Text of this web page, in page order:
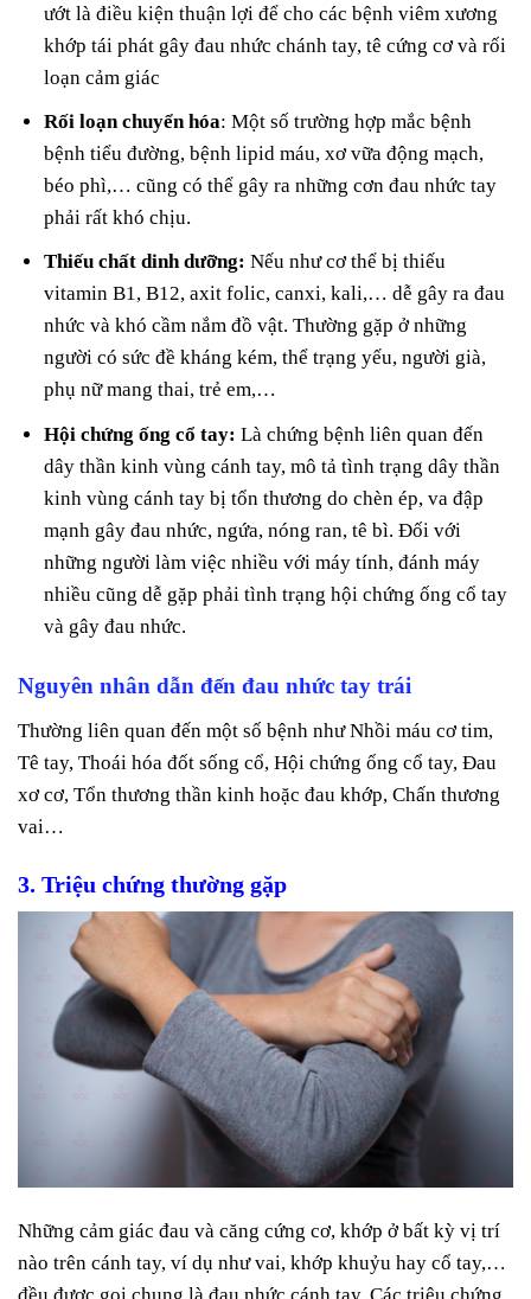
ướt là điều kiện thuận lợi để cho các bệnh viêm xương
khớp tái phát gây đau nhức chánh tay, tê cứng cơ và rối
loạn cảm giác
Rối loạn chuyển hóa: Một số trường hợp mắc bệnh
bệnh tiểu đường, bệnh lipid máu, xơ vữa động mạch,
béo phì,… cũng có thể gây ra những cơn đau nhức tay
phải rất khó chịu.
Thiếu chất dinh dưỡng: Nếu như cơ thể bị thiếu
vitamin B1, B12, axit folic, canxi, kali,… dễ gây ra đau
nhức và khó cầm nắm đồ vật. Thường gặp ở những
người có sức đề kháng kém, thể trạng yếu, người già,
phụ nữ mang thai, trẻ em,…
Hội chứng ống cổ tay: Là chứng bệnh liên quan đến
dây thần kinh vùng cánh tay, mô tả tình trạng dây thần
kinh vùng cánh tay bị tổn thương do chèn ép, va đập
mạnh gây đau nhức, ngứa, nóng ran, tê bì. Đối với
những người làm việc nhiều với máy tính, đánh máy
nhiều cũng dễ gặp phải tình trạng hội chứng ống cổ tay
và gây đau nhức.
Nguyên nhân dẫn đến đau nhức tay trái
Thường liên quan đến một số bệnh như Nhồi máu cơ tim,
Tê tay, Thoái hóa đốt sống cổ, Hội chứng ống cổ tay, Đau
xơ cơ, Tổn thương thần kinh hoặc đau khớp, Chấn thương
vai…
3. Triệu chứng thường gặp
Những cảm giác đau và căng cứng cơ, khớp ở bất kỳ vị trí
nào trên cánh tay, ví dụ như vai, khớp khuỷu hay cổ tay,…
đều được gọi chung là đau nhức cánh tay. Các triệu chứng